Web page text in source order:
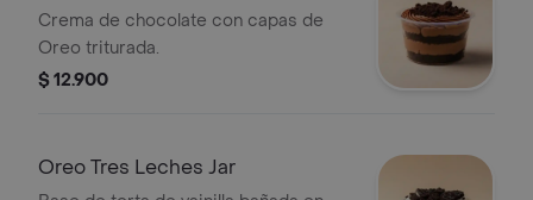
Crema de chocolate con capas de
Oreo triturada.
$ 12.900
Oreo Tres Leches Jar